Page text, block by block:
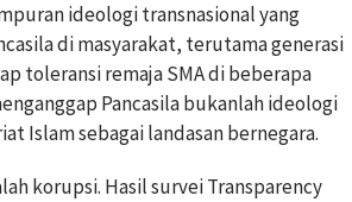
ideologi transnasional yang
di masyarakat, terutama generasi
toleransi remaja SMA di beberapa
Pancasila bukanlah ideologi
Islam sebagai landasan bernegara.
korupsi. Hasil survei Transparency